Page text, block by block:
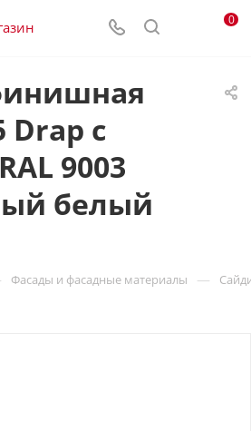
0
Drap с
9003
белый
Фасады и фасадные материалы —